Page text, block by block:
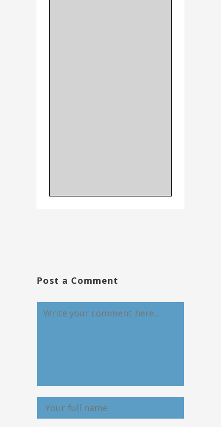
Post a Comment